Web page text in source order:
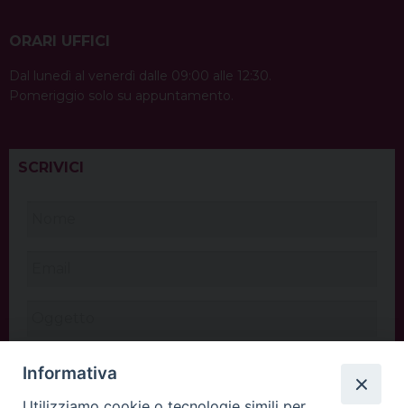
ORARI UFFICI
Dal lunedì al venerdì dalle 09:00 alle 12:30.
Pomeriggio solo su appuntamento.
SCRIVICI
Informativa